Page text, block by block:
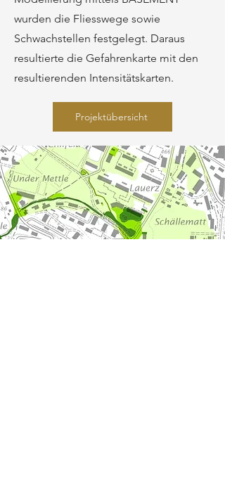
wurden die Fliesswege sowie
Schwachstellen festgelegt. Daraus
resultierte die Gefahrenkarte mit den
resultierenden Intensitätskarten.
Projektübersicht